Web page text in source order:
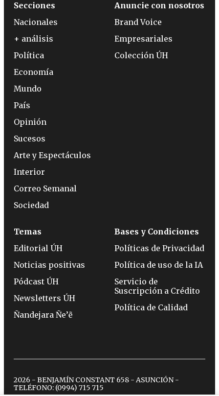
Secciones
Nacionales
+ análisis
Política
Economía
Mundo
País
Opinión
Sucesos
Arte y Espectáculos
Interior
Correo Semanal
Sociedad
Anuncie con nosotros
Brand Voice
Empresariales
Colección ÚH
Temas
Editorial ÚH
Noticias positivas
Pódcast ÚH
Newsletters ÚH
Ñandejara Ñe’ẽ
Bases y Condiciones
Políticas de Privacidad
Política de uso de la IA
Servicio de
Suscripción a Crédito
Política de Calidad
2026 - BENJAMÍN CONSTANT 658 - ASUNCIÓN -
TELÉFONO: (0994) 715 715